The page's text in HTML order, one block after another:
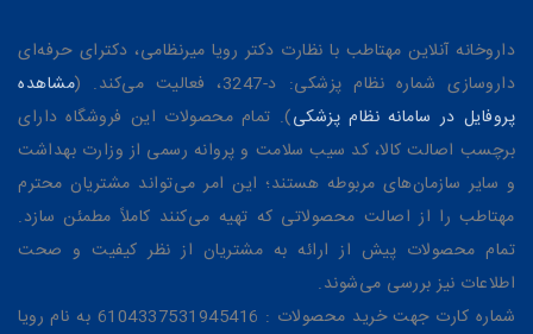
داروخانه آنلاین مهتاطب با نظارت دکتر رویا میرنظامی، دکترای حرفه‌ای
داروسازی شماره نظام پزشکی: د-3247، فعالیت می‌کند. (
مشاهده
پروفایل در سامانه نظام پزشکی). تمام محصولات این فروشگاه دارای
برچسب اصالت کالا، کد سیب سلامت و پروانه رسمی از وزارت بهداشت
و سایر سازمان‌های مربوطه هستند؛ این امر می‌تواند مشتریان محترم
مهتاطب را از اصالت محصولاتی که تهیه می‌کنند کاملاً مطمئن سازد.
تمام محصولات پیش از ارائه به مشتریان از نظر کیفیت و صحت
اطلاعات نیز بررسی می‌شوند.
شماره کارت جهت خرید محصولات : 6104337531945416 به نام رویا